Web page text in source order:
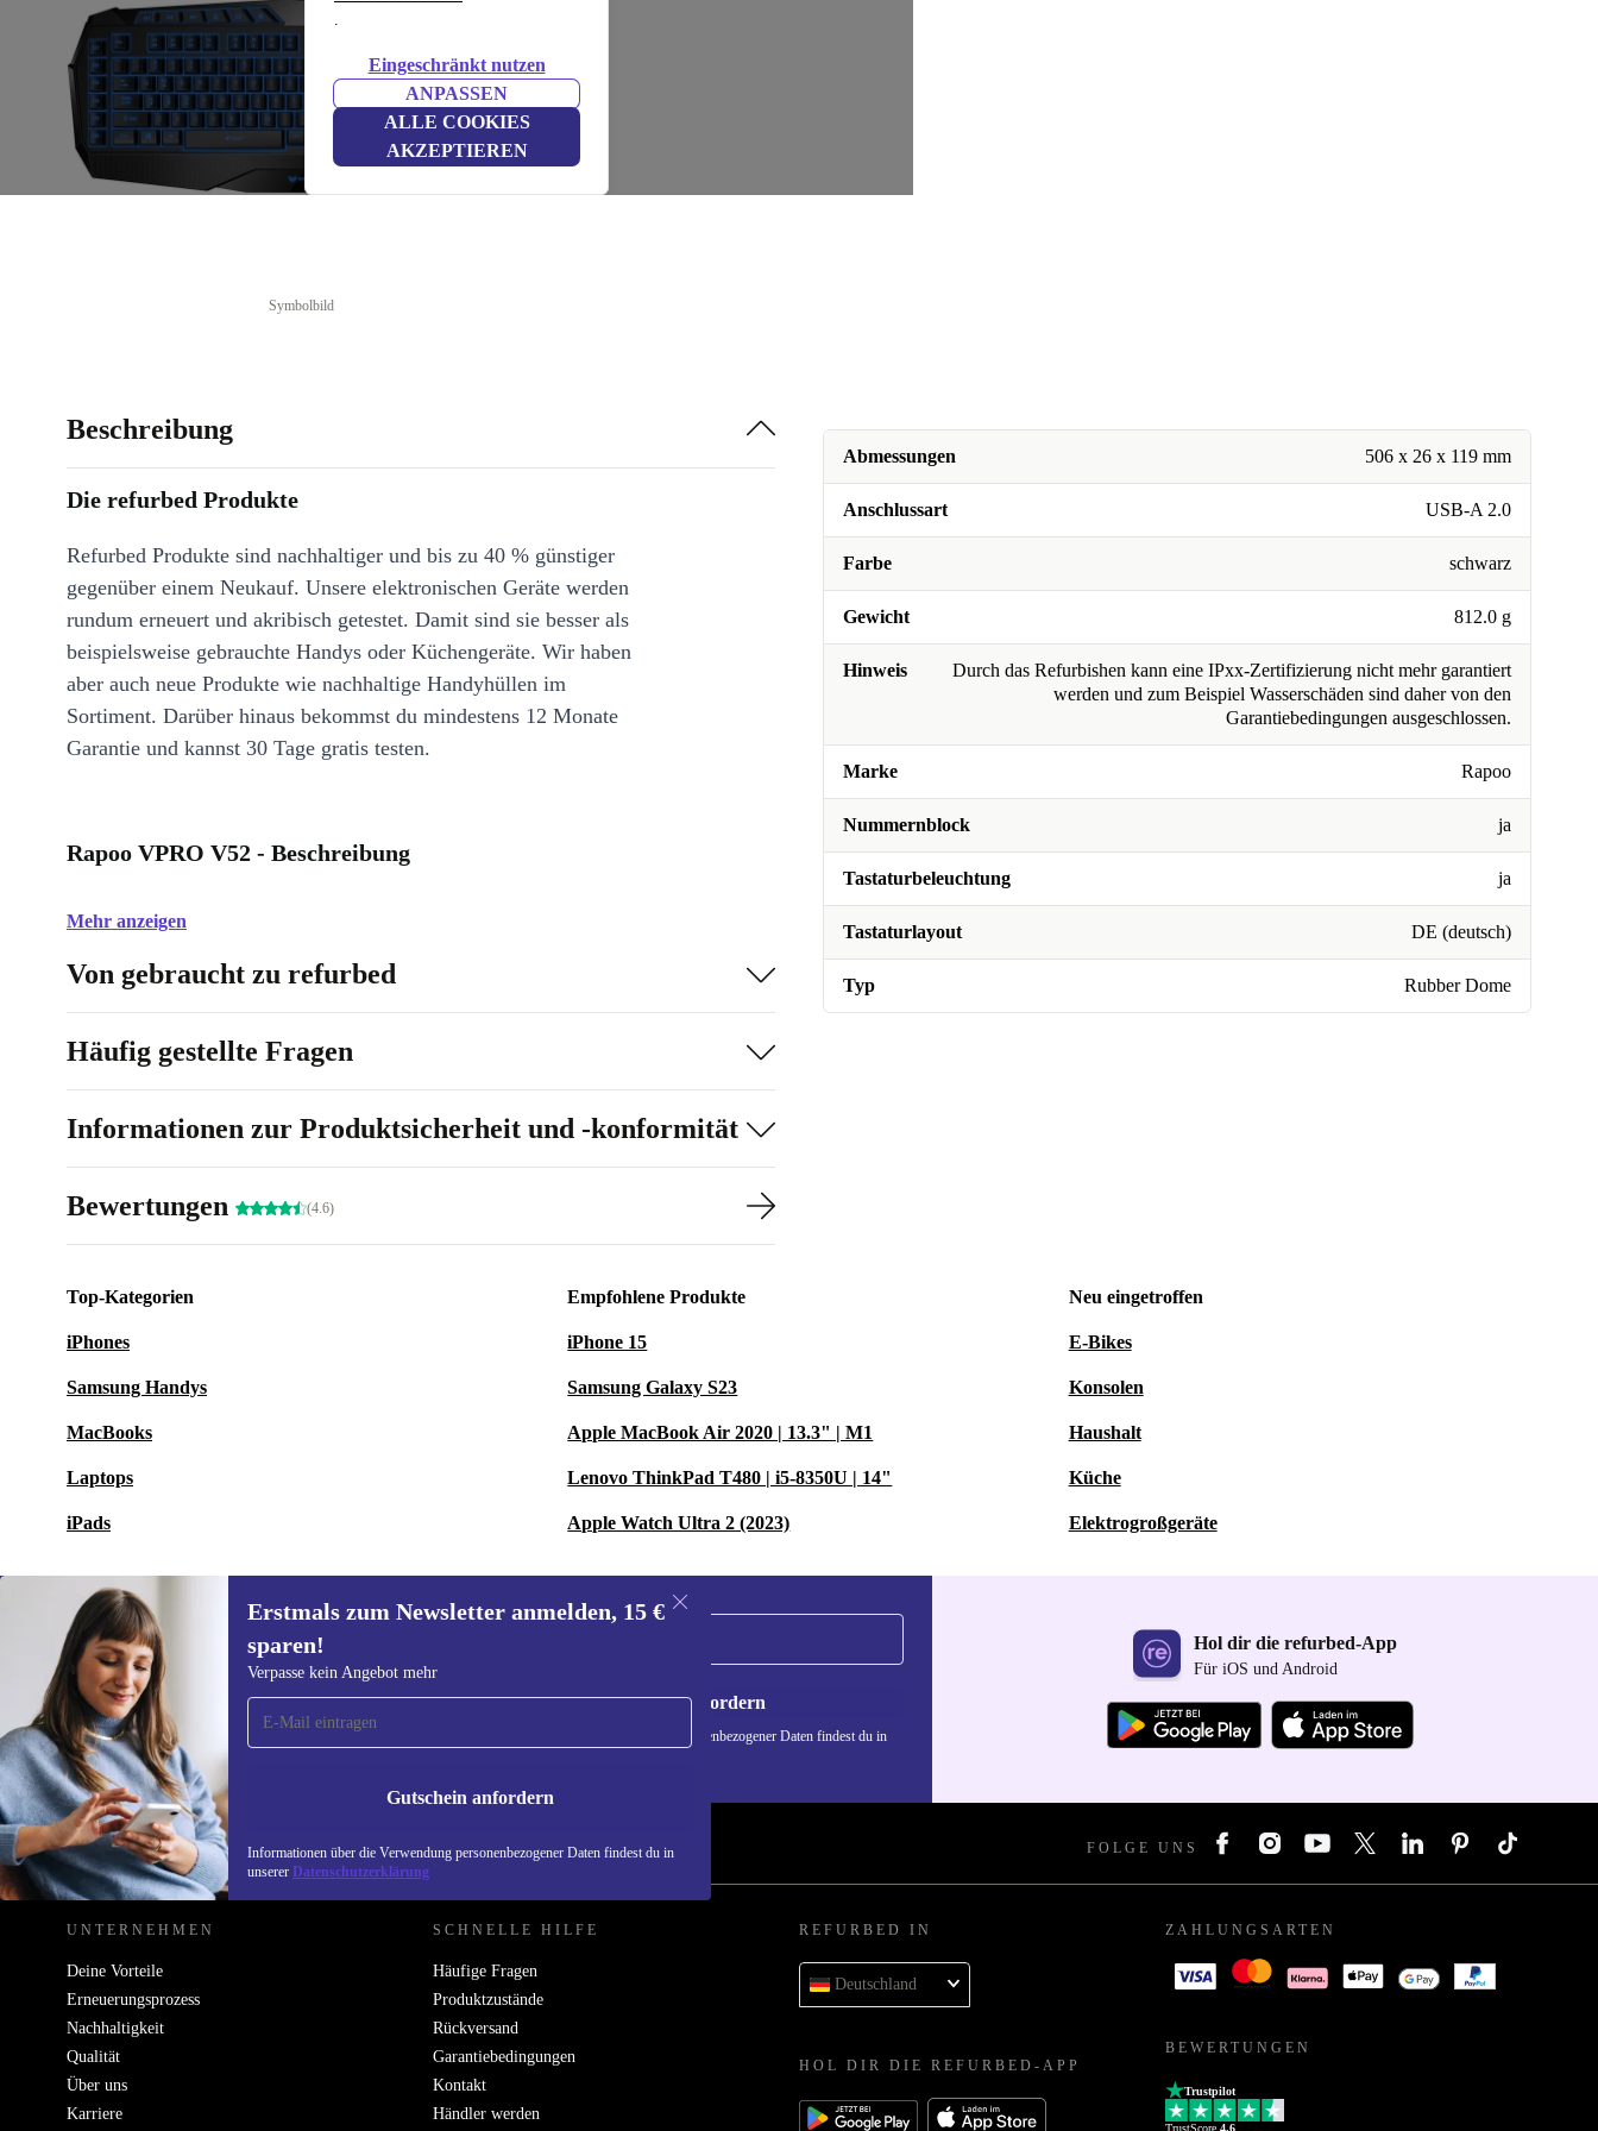
.
Eingeschränkt nutzen
ANPASSEN
ALLE COOKIES
AKZEPTIEREN
Symbolbild
Abmessungen 506 x 26 x 119 mm
Anschlussart USB-A 2.0
Farbe schwarz
Gewicht 812.0 g
Hinweis
Durch das Refurbishen kann eine IPxx-Zertifizierung nicht mehr garantiert
werden und zum Beispiel Wasserschäden sind daher von den
Garantiebedingungen ausgeschlossen.
Marke Rapoo
Nummernblock ja
Tastaturbeleuchtung ja
Tastaturlayout DE (deutsch)
Typ Rubber Dome
Beschreibung
Die refurbed Produkte
Refurbed Produkte sind nachhaltiger und bis zu 40 % günstiger
gegenüber einem Neukauf. Unsere elektronischen Geräte werden
rundum erneuert und akribisch getestet. Damit sind sie besser als
beispielsweise gebrauchte Handys oder Küchengeräte. Wir haben
aber auch neue Produkte wie nachhaltige Handyhüllen im
Sortiment. Darüber hinaus bekommst du mindestens 12 Monate
Garantie und kannst 30 Tage gratis testen.
Rapoo VPRO V52 - Beschreibung
Mehr anzeigen
Von gebraucht zu refurbed
Häufig gestellte Fragen
Informationen zur Produktsicherheit und -konformität
Bewertungen (4.6)
Top-Kategorien
iPhones
Samsung Handys
MacBooks
Laptops
iPads
Empfohlene Produkte
iPhone 15
Samsung Galaxy S23
Apple MacBook Air 2020 | 13.3" | M1
Lenovo ThinkPad T480 | i5-8350U | 14"
Apple Watch Ultra 2 (2023)
Neu eingetroffen
E-Bikes
Konsolen
Haushalt
Küche
Elektrogroßgeräte
Erstmals zum Newsletter anmelden, 15 €
sparen!
Verpasse kein Angebot mehr
Gutschein anfordern
Informationen über die Verwendung personenbezogener Daten findest du in
unserer Datenschutzerklärung
Erstmals zum Newsletter
anmelden, 15 € sparen!
Verpasse kein Angebot mehr.
Gutschein anfordern
Informationen über die Verwendung personenbezogener Daten findest du in
Hol dir die refurbed-App
Für iOS und Android
REFURBED DEUTSCHLAND - RETHINK NEW. FOLGE UNS
UNTERNEHMEN
Deine Vorteile
Erneuerungsprozess
Nachhaltigkeit
Qualität
Über uns
Karriere
SCHNELLE HILFE
Häufige Fragen
Produktzustände
Rückversand
Garantiebedingungen
Kontakt
Händler werden
REFURBED IN
Deutschland
HOL DIR DIE REFURBED-APP
ZAHLUNGSARTEN
BEWERTUNGEN
Trustpilot
TrustScore 4.6